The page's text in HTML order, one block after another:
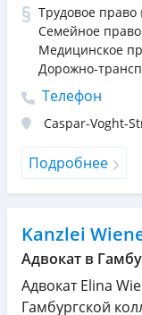
Трудовое право
Семейное право
Медицинское
Дорожно-
Телефон
Caspar-Voght-
Подробнее
Kanzlei
Адвокат в
Адвокат Elina
Гамбургской